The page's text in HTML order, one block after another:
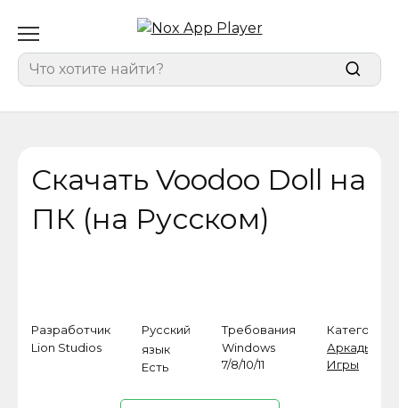
содержанию
for:
Скачать Voodoo Doll на
ПК (на Русском)
Разработчик
Lion Studios
Русский
язык
Есть
Требования
Windows
7/8/10/11
Категория
Аркады
Игры